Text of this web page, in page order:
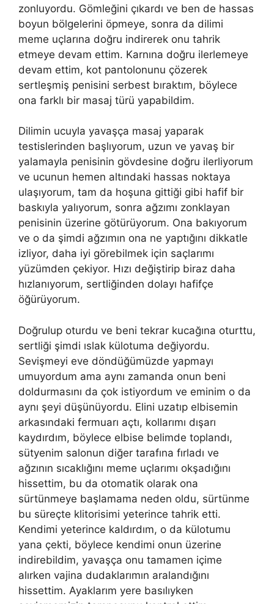
zonluyordu. Gömleğini çıkardı ve ben de hassas
boyun bölgelerini öpmeye, sonra da dilimi
meme uçlarına doğru indirerek onu tahrik
etmeye devam ettim. Karnına doğru ilerlemeye
devam ettim, kot pantolonunu çözerek
sertleşmiş penisini serbest bıraktım, böylece
ona farklı bir masaj türü yapabildim.
Dilimin ucuyla yavaşça masaj yaparak
testislerinden başlıyorum, uzun ve yavaş bir
yalamayla penisinin gövdesine doğru ilerliyorum
ve ucunun hemen altındaki hassas noktaya
ulaşıyorum, tam da hoşuna gittiği gibi hafif bir
baskıyla yalıyorum, sonra ağzımı zonklayan
penisinin üzerine götürüyorum. Ona bakıyorum
ve o da şimdi ağzımın ona ne yaptığını dikkatle
izliyor, daha iyi görebilmek için saçlarımı
yüzümden çekiyor. Hızı değiştirip biraz daha
hızlanıyorum, sertliğinden dolayı hafifçe
öğürüyorum.
Doğrulup oturdu ve beni tekrar kucağına oturttu,
sertliği şimdi ıslak külotuma değiyordu.
Sevişmeyi eve döndüğümüzde yapmayı
umuyordum ama aynı zamanda onun beni
doldurmasını da çok istiyordum ve eminim o da
aynı şeyi düşünüyordu. Elini uzatıp elbisemin
arkasındaki fermuarı açtı, kollarımı dışarı
kaydırdım, böylece elbise belimde toplandı,
sütyenim salonun diğer tarafına fırladı ve
ağzının sıcaklığını meme uçlarımı okşadığını
hissettim, bu da otomatik olarak ona
sürtünmeye başlamama neden oldu, sürtünme
bu süreçte klitorisimi yeterince tahrik etti.
Kendimi yeterince kaldırdım, o da külotumu
yana çekti, böylece kendimi onun üzerine
indirebildim, yavaşça onu tamamen içime
alırken vajina dudaklarımın aralandığını
hissettim. Ayaklarım yere basılıyken